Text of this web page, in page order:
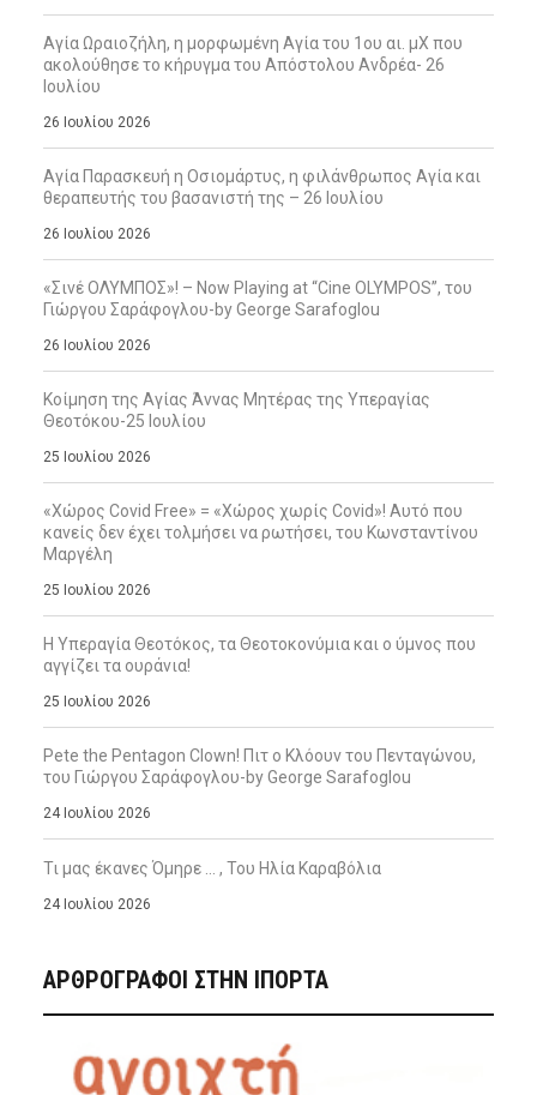
Αγία Ωραιοζήλη, η μορφωμένη Αγία του 1ου αι. μΧ που
ακολούθησε το κήρυγμα του Απόστολου Ανδρέα- 26
Ιουλίου
26 Ιουλίου 2026
Αγία Παρασκευή η Οσιομάρτυς, η φιλάνθρωπος Αγία και
θεραπευτής του βασανιστή της – 26 Ιουλίου
26 Ιουλίου 2026
«Σινέ ΟΛΥΜΠΟΣ»! – Now Playing at “Cine OLYMPOS”, του
Γιώργου Σαράφογλου-by George Sarafoglou
26 Ιουλίου 2026
Κοίμηση της Αγίας Άννας Μητέρας της Υπεραγίας
Θεοτόκου-25 Ιουλίου
25 Ιουλίου 2026
«Χώρος Covid Free» = «Χώρος χωρίς Covid»! Αυτό που
κανείς δεν έχει τολμήσει να ρωτήσει, του Κωνσταντίνου
Μαργέλη
25 Ιουλίου 2026
Η Υπεραγία Θεοτόκος, τα Θεοτοκονύμια και ο ύμνος που
αγγίζει τα ουράνια!
25 Ιουλίου 2026
Pete the Pentagon Clown! Πιτ ο Κλόουν του Πενταγώνου,
του Γιώργου Σαράφογλου-by George Sarafoglou
24 Ιουλίου 2026
Τι μας έκανες Όμηρε … , Του Ηλία Καραβόλια
24 Ιουλίου 2026
ΑΡΘΡΟΓΡΑΦΟΙ ΣΤΗΝ IΠΟΡΤΑ